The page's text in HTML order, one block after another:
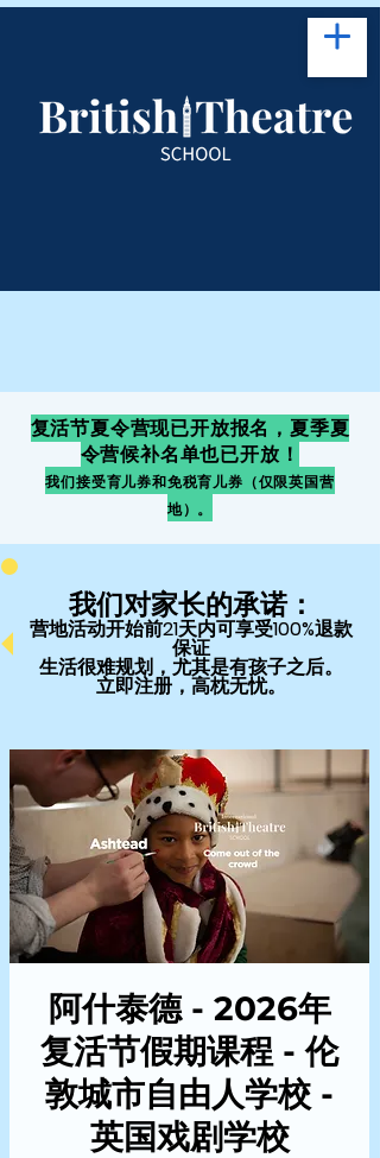
复活节夏令营现已开放报名，夏季夏
令营候补名单也已开放！
我们接受育儿券和免税育儿券（仅限英国营
地）。
我们对家长的承诺：
营地活动开始前21天内可享受100%退款
保证
生活很难规划，尤其是有孩子之后。
立即注册，高枕无忧。
阿什泰德 - 2026年
复活节假期课程 - 伦
敦城市自由人学校 -
英国戏剧学校